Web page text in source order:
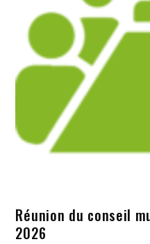
Réunion du conseil
2026